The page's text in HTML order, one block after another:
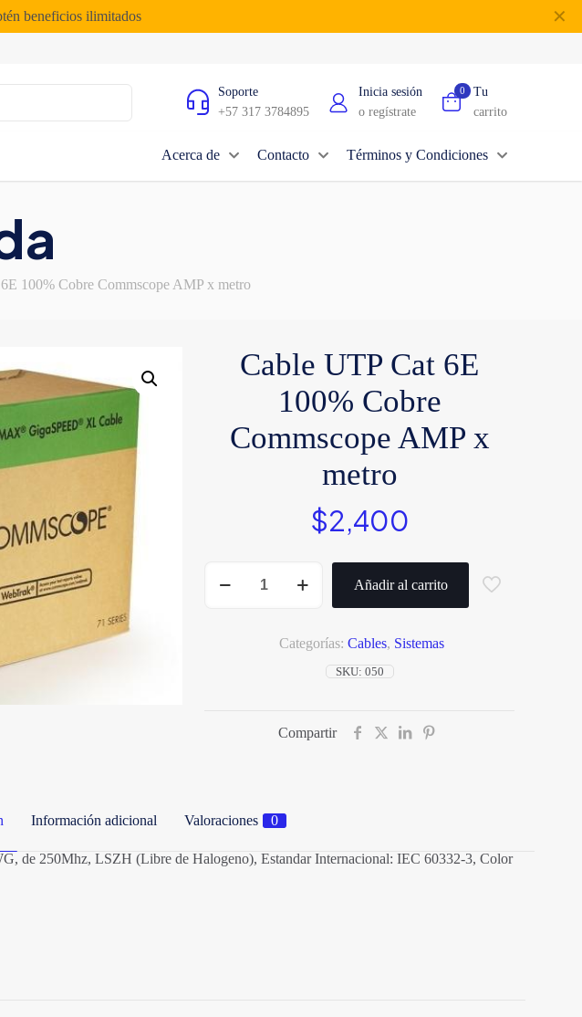
beneficios ilimitados ✕
Soporte
+57 317 3784895
Inicia sesión
o regístrate
0
Tu
carrito
Acerca de Contacto Términos y Condiciones
100% Cobre Commscope AMP x metro
Cable UTP Cat 6E
100% Cobre
Commscope AMP x
metro
$2,400
UTP
Añadir al carrito
SKU: 050
Categorías: Cables, Sistemas
Compartir
Información adicional Valoraciones 0
de 250Mhz, LSZH (Libre de Halogeno), Estandar Internacional: IEC 60332-3, Color